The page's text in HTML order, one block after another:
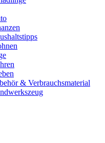
& Verbrauchsmaterial